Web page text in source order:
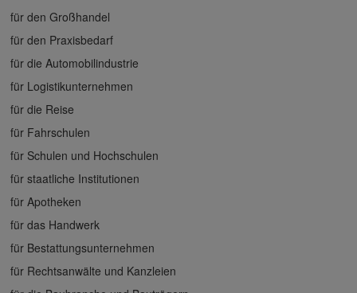
für den Großhandel
für den Praxisbedarf
für die Automobilindustrie
für Logistikunternehmen
für die Reise
für Fahrschulen
für Schulen und Hochschulen
für staatliche Institutionen
für Apotheken
für das Handwerk
für Bestattungsunternehmen
für Rechtsanwälte und Kanzleien